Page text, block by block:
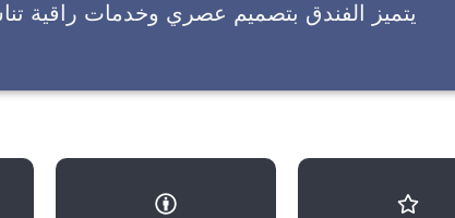
يتميز الفندق بتصميم عصري وخدمات راقية